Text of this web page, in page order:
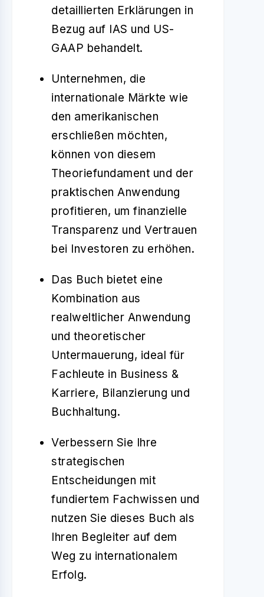
detaillierten Erklärungen in
Bezug auf IAS und US-
GAAP behandelt.
Unternehmen, die
internationale Märkte wie
den amerikanischen
erschließen möchten,
können von diesem
Theoriefundament und der
praktischen Anwendung
profitieren, um finanzielle
Transparenz und Vertrauen
bei Investoren zu erhöhen.
Das Buch bietet eine
Kombination aus
realweltlicher Anwendung
und theoretischer
Untermauerung, ideal für
Fachleute in Business &
Karriere, Bilanzierung und
Buchhaltung.
Verbessern Sie Ihre
strategischen
Entscheidungen mit
fundiertem Fachwissen und
nutzen Sie dieses Buch als
Ihren Begleiter auf dem
Weg zu internationalem
Erfolg.